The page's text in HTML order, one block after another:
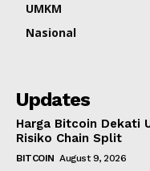
UMKM
Nasional
Updates
Harga Bitcoin Dekati
Risiko Chain Split
BITCOIN August 9, 2026